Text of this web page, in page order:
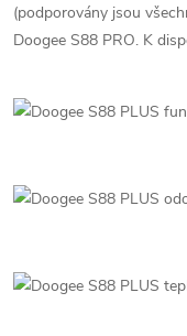
(podporovány jsou
Doogee S88 PRO. K